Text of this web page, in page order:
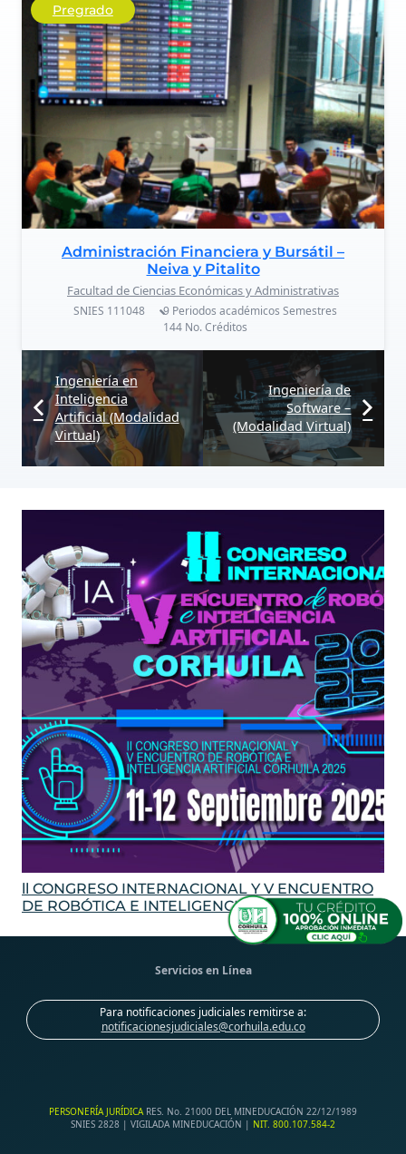
Pregrado
Administración Financiera y Bursátil –
Neiva y Pitalito
Facultad de Ciencias Económicas y Administrativas
SNIES 111048 9 Periodos académicos Semestres
144No. Créditos
Ingeniería en
Inteligencia
Artificial (Modalidad
Virtual)
Ingeniería de
Software –
(Modalidad Virtual)
ll CONGRESO INTERNACIONAL Y V ENCUENTRO
DE ROBÓTICA E INTELIGENCIA ARTIFICIAL
Servicios en Línea
Para notificaciones judiciales remitirse a:
notificacionesjudiciales@corhuila.edu.co
PERSONERÍA JURÍDICARES. No. 21000 DEL MINEDUCACIÓN 22/12/1989
SNIES 2828 | VIGILADA MINEDUCACIÓN | NIT. 800.107.584-2